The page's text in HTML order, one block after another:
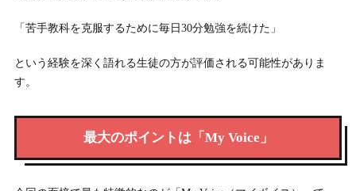
「苦手教科を克服するために毎日30分勉強を続けた」
という経験を深く語れる生徒の方が評価される可能性がありま
す。
最大のポイントは「My Voice」